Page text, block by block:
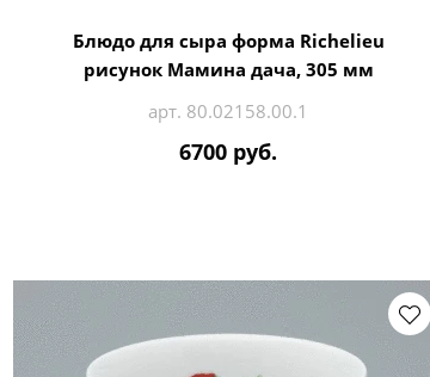
Блюдо для сыра форма Richelieu
рисунок Мамина дача, 305 мм
арт. 80.02158.00.1
6700 руб.